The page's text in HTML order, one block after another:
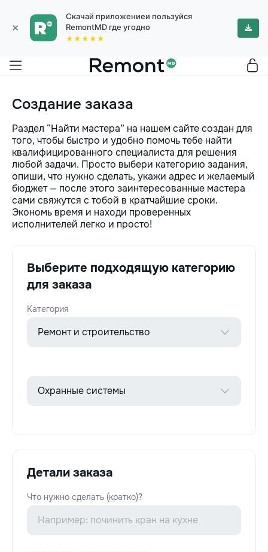
×
Скачай приложениеи пользуйся
RemontMD где угодно
★★★★★
Создание заказа
Раздел “Найти мастера” на нашем сайте создан для
того, чтобы быстро и удобно помочь тебе найти
квалифицированного специалиста для решения
любой задачи. Просто выбери категорию задания,
опиши, что нужно сделать, укажи адрес и желаемый
бюджет — после этого заинтересованные мастера
сами свяжутся с тобой в кратчайшие сроки.
Экономь время и находи проверенных
исполнителей легко и просто!
Выберите подходящую категорию
для заказа
Категория
Детали заказа
Что нужно сделать (кратко)?